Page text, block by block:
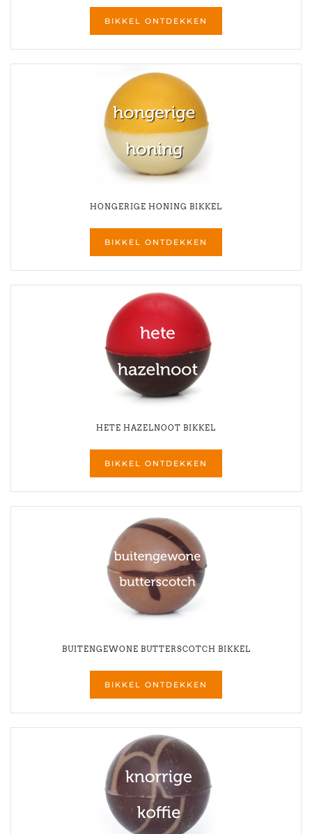
BIKKEL ONTDEKKEN
HONGERIGE HONING BIKKEL
BIKKEL ONTDEKKEN
HETE HAZELNOOT BIKKEL
BIKKEL ONTDEKKEN
BUITENGEWONE BUTTERSCOTCH BIKKEL
BIKKEL ONTDEKKEN